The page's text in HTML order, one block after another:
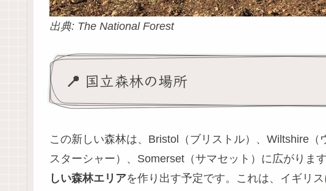
出典: The National Forest
📍 国立森林の場所
この新しい森林は、Bristol（ブリストル）、Wiltshire
スターシャー）、Somerset（サマセット）に広がりま
しい森林エリアを作り出す予定です。これは、イギリ